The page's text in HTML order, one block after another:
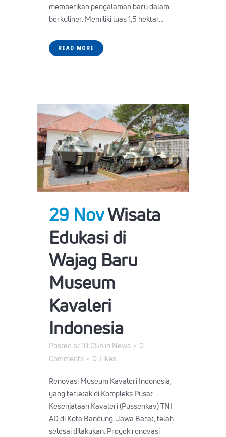
memberikan pengalaman baru dalam
berkuliner. Memiliki luas 1,5 hektar...
READ MORE
29 NovWisata
Edukasi di
Wajag Baru
Museum
Kavaleri
Indonesia
Posted at 10:05hinNews
0
Comments
0 Likes
Renovasi Museum Kavaleri Indonesia,
yang terletak di Kompleks Pusat
Kesenjataan Kavaleri (Pussenkav) TNI
AD di Kota Bandung, Jawa Barat, telah
selesai dilakukan. Proyek renovasi